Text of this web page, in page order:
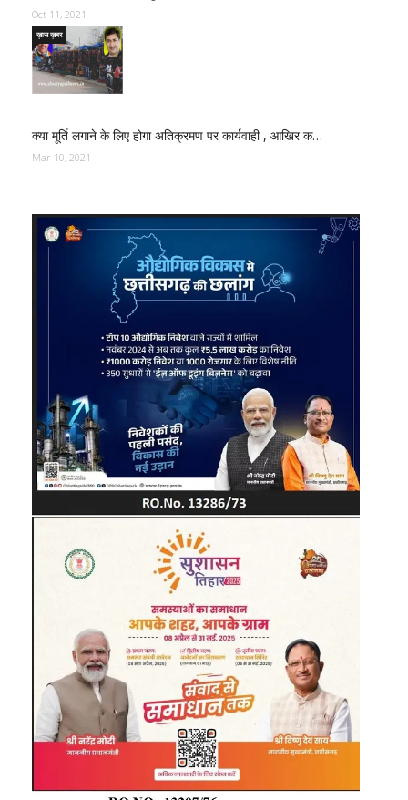
Oct 11, 2021
क्या मूर्ति लगाने के लिए होगा अतिक्रमण पर कार्यवाही , आखिर क…
ख़ास ख़बर
Mar 10, 2021